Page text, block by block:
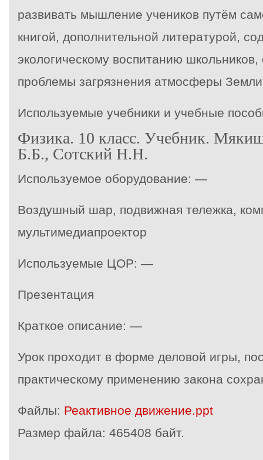
развивать мышление учеников путём
книгой, дополнительной литературой,
экологическому воспитанию
проблемы загрязнения атмосферы
Используемые учебники и учебные
Физика. 10 класс. Учебник.
Б.Б., Сотский Н.Н.
Используемое оборудование: —
Воздушный шар, подвижная тележка,
мультимедиапроектор
Используемые ЦОР: —
Презентация
Краткое описание: —
Урок проходит в форме деловой игры,
практическому применению закона
Файлы: Реактивное движение.ppt
Размер файла: 465408 байт.